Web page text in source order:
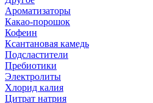
Ароматизаторы
Какао-порошок
Кофеин
Ксантановая камедь
Подсластители
Пребиотики
Электролиты
Хлорид калия
Цитрат натрия